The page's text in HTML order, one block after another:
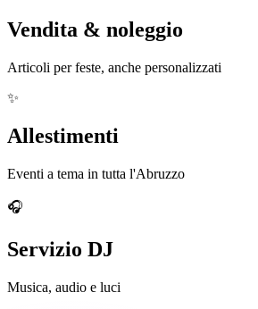
Vendita & noleggio
Articoli per feste, anche personalizzati
✨
Allestimenti
Eventi a tema in tutta l'Abruzzo
🎧
Servizio DJ
Musica, audio e luci